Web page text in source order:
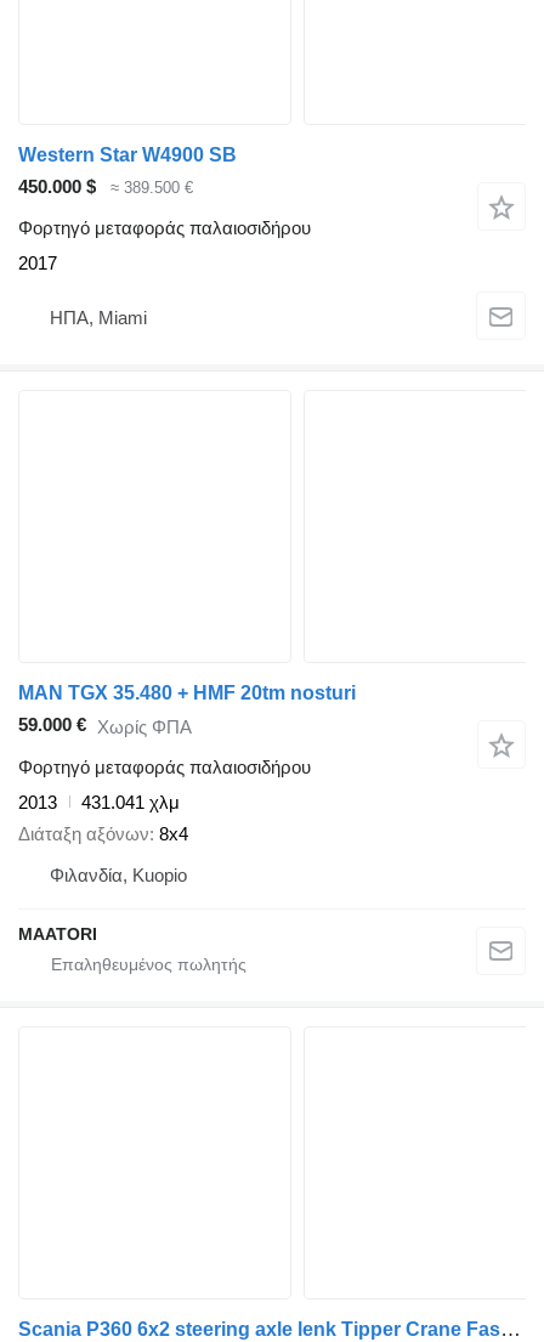
Western Star W4900 SB
450.000 $
≈ 389.500 €
Φορτηγό μεταφοράς παλαιοσιδήρου
2017
ΗΠΑ, Miami
MAN TGX 35.480 + HMF 20tm nosturi
59.000 € Χωρίς ΦΠΑ
Φορτηγό μεταφοράς παλαιοσιδήρου
2013
431.041 χλμ
Διάταξη αξόνων 8x4
Φιλανδία, Kuopio
MAATORI
Scania P360 6x2 steering axle lenk Tipper Crane Fassi F175A